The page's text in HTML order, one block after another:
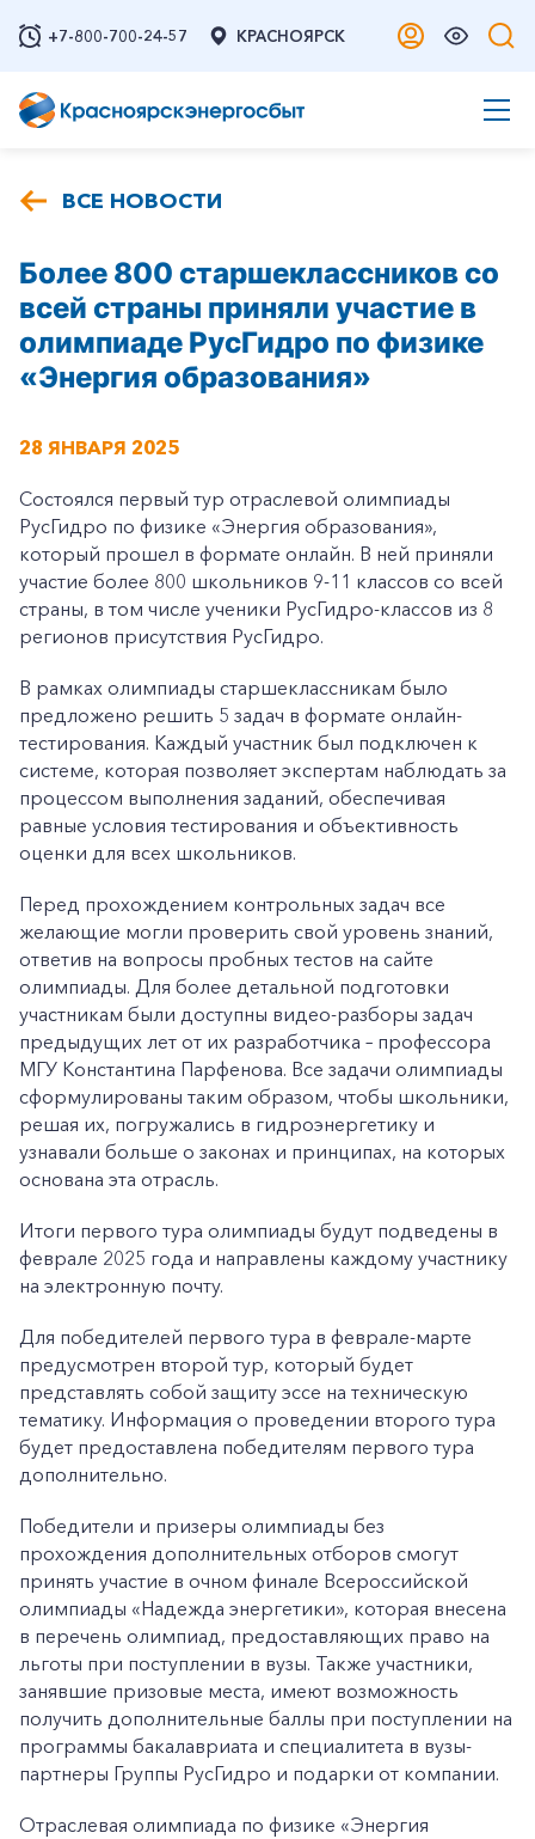
+7-800-700-24-57 КРАСНОЯРСК
ВСЕ НОВОСТИ
Более 800 старшеклассников со
всей страны приняли участие в
олимпиаде РусГидро по физике
«Энергия образования»
28 ЯНВАРЯ 2025
Состоялся первый тур отраслевой олимпиады
РусГидро по физике «Энергия образования»,
который прошел в формате онлайн. В ней приняли
участие более 800 школьников 9-11 классов со всей
страны, в том числе ученики РусГидро-классов из 8
регионов присутствия РусГидро.
В рамках олимпиады старшеклассникам было
предложено решить 5 задач в формате онлайн-
тестирования. Каждый участник был подключен к
системе, которая позволяет экспертам наблюдать за
процессом выполнения заданий, обеспечивая
равные условия тестирования и объективность
оценки для всех школьников.
Перед прохождением контрольных задач все
желающие могли проверить свой уровень знаний,
ответив на вопросы пробных тестов на сайте
олимпиады. Для более детальной подготовки
участникам были доступны видео-разборы задач
предыдущих лет от их разработчика – профессора
МГУ Константина Парфенова. Все задачи олимпиады
сформулированы таким образом, чтобы школьники,
решая их, погружались в гидроэнергетику и
узнавали больше о законах и принципах, на которых
основана эта отрасль.
Итоги первого тура олимпиады будут подведены в
феврале 2025 года и направлены каждому участнику
на электронную почту.
Для победителей первого тура в феврале-марте
предусмотрен второй тур, который будет
представлять собой защиту эссе на техническую
тематику. Информация о проведении второго тура
будет предоставлена победителям первого тура
дополнительно.
Победители и призеры олимпиады без
прохождения дополнительных отборов смогут
принять участие в очном финале Всероссийской
олимпиады «Надежда энергетики», которая внесена
в перечень олимпиад, предоставляющих право на
льготы при поступлении в вузы. Также участники,
занявшие призовые места, имеют возможность
получить дополнительные баллы при поступлении на
программы бакалавриата и специалитета в вузы-
партнеры Группы РусГидро и подарки от компании.
Отраслевая олимпиада по физике «Энергия